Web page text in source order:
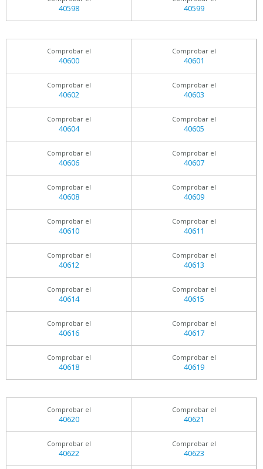
40598 40599
Comprobar el
40600
Comprobar el
40601
Comprobar el
40602
Comprobar el
40603
Comprobar el
40604
Comprobar el
40605
Comprobar el
40606
Comprobar el
40607
Comprobar el
40608
Comprobar el
40609
Comprobar el
40610
Comprobar el
40611
Comprobar el
40612
Comprobar el
40613
Comprobar el
40614
Comprobar el
40615
Comprobar el
40616
Comprobar el
40617
Comprobar el
40618
Comprobar el
40619
Comprobar el
40620
Comprobar el
40621
Comprobar el
40622
Comprobar el
40623